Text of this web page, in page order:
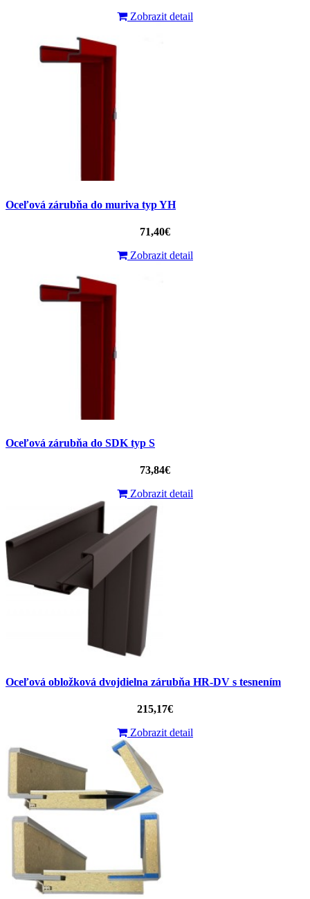
Zobrazit detail
Oceľová zárubňa do muriva typ YH
71,40€
Zobrazit detail
Oceľová zárubňa do SDK typ S
73,84€
Zobrazit detail
Oceľová obložková dvojdielna zárubňa HR-DV s tesnením
215,17€
Zobrazit detail